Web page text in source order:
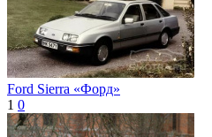
Ford Sierra «Форд»
1 0